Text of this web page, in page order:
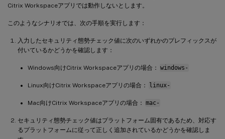
Citrix Workspaceアプリでは動作しないとします。
このようなシナリオでは、次の手順を実行します：
入力したセキュリティ態勢チェック値に次のいずれかのプレフィックスが
付いているかどうかを確認します：
Windows向けCitrix Workspaceアプリの場合： windows-
Linux向けCitrix Workspaceアプリの場合： linux-
Mac向けCitrix Workspaceアプリの場合： mac-
セキュリティ態勢チェック値はプラットフォーム固有であるため、対応す
るプラットフォームに従って正しく追加されているかどうかを確認しま